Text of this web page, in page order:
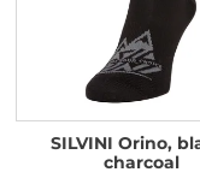
SILVINI Orino,
charcoal